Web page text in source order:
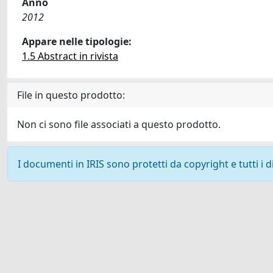
2012
Appare nelle tipologie:
1.5 Abstract in rivista
File in questo prodotto:
Non ci sono file associati a questo prodotto.
I documenti in IRIS sono protetti da copyright e tutti i